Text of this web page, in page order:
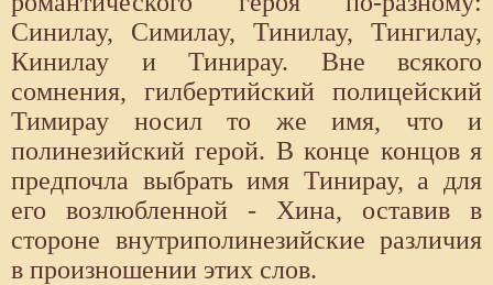
Синилау, Симилау, Тинилау, Тингилау,
Кинилау и Тинирау. Вне всякого
сомнения, гилбертийский полицейский
Тимирау носил то же имя, что и
полинезийский герой. В конце концов я
предпочла выбрать имя Тинирау, а для
его возлюбленной - Хина, оставив в
стороне внутриполинезийские различия
в произношении этих слов.